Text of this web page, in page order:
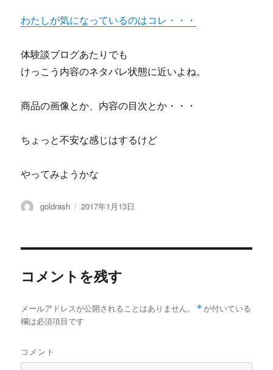
わたしが気になっているのはコレ・・・
体験談ブログあたりでも
けっこう内容のネタバレ状態に近いよね。
商品の画像とか、内容の目次とか・・・
ちょっと不安な感じはするけど
やってみようかな
投
goldrash
投
2017年1月13日
コメントを残す
メールアドレスが公開されることはありません。 * が付いている
欄は必須項目です
コメント